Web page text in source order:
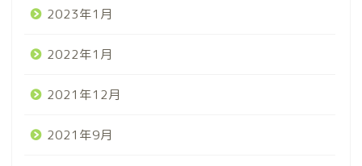
2023年1月
2022年1月
2021年12月
2021年9月